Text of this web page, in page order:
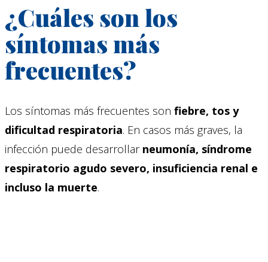
¿Cuáles son los
síntomas más
frecuentes?
Los síntomas más frecuentes son fiebre, tos y
dificultad respiratoria. En casos más graves, la
infección puede desarrollar neumonía, síndrome
respiratorio agudo severo, insuficiencia renal e
incluso la muerte.